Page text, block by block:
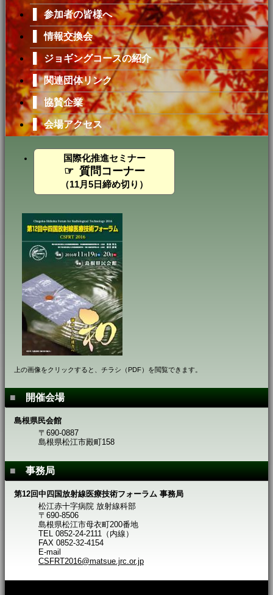
▸ 2016.08.01 演題募集を終了しました。ご登録ありが
とうございました。
▸ 2016.07.01 演題募集を開始しました。
[演題募集期間] 2016年7月1日(金) ～ 7月
31日(日)24時
▸ 2016.05.23 演題募集について掲載しました。
募集開始は2016年7月1日(金)からです。
2015.11.07
本会の公式ホームページを開設しまし
た。
ク、
▌ 参加者の皆様へ
情報交換会
▌ ジョギングコースの紹介
▌ 関連団体リンク
▌ 協賛企業
▌ 会場アクセス
国際化推進セミナー
☞ 質問コーナー
（11月5日締め切り）
上の画像をクリックすると、チラシ（PDF）を閲覧できます。
■ 開催会場
島根県民会館
〒690-0887
島根県松江市殿町158
■ 事務局
第12回中四国放射線医療技術フォーラム 事務局
松江赤十字病院 放射線科部
〒690-8506
島根県松江市母衣町200番地
TEL 0852-24-2111（内線）
FAX 0852-32-4154
E-mail
CSFRT2016@matsue.jrc.or.jp